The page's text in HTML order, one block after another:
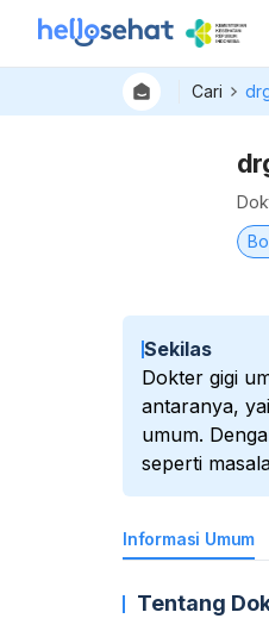
Cari
Sekilas
Dokter gigi
antaranya,
umum.
seperti
Informasi Umum
Tentang